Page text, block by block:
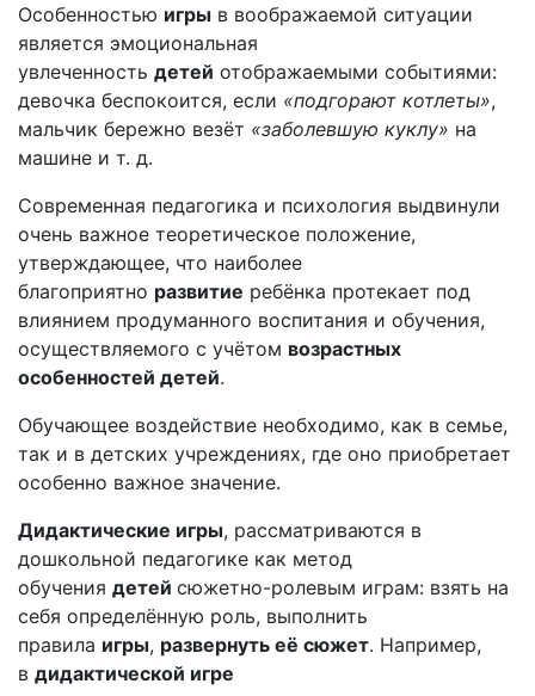
Особенностью игры в воображаемой ситуации
является эмоциональная
увлеченность детей отображаемыми событиями:
девочка беспокоится, если «подгорают котлеты»,
мальчик бережно везёт «заболевшую куклу» на
машине и т. д.
Современная педагогика и психология выдвинули
очень важное теоретическое положение,
утверждающее, что наиболее
благоприятно развитие ребёнка протекает под
влиянием продуманного воспитания и обучения,
осуществляемого с учётом возрастных
особенностей детей.
Обучающее воздействие необходимо, как в семье,
так и в детских учреждениях, где оно приобретает
особенно важное значение.
Дидактические игры, рассматриваются в
дошкольной педагогике как метод
обучения детей сюжетно-ролевым играм: взять на
себя определённую роль, выполнить
правила игры, развернуть её сюжет. Например,
в дидактической игре